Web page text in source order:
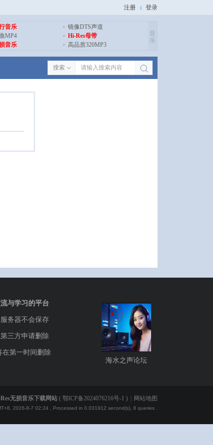
注册 登录
音乐
镜像DTS声道
MP4
Hi-Res母带
音乐
高品质320MP3
音
乐
搜索
与学习的平台
务器不会保存
三方申请删除
在第一时间删除
海水之声论坛
无损音乐下载网站 ( 鄂ICP备2024076216号-1 ) 网站地图
2026-8-7 02:24 , Processed in 0.031912 second(s), 8 queries .